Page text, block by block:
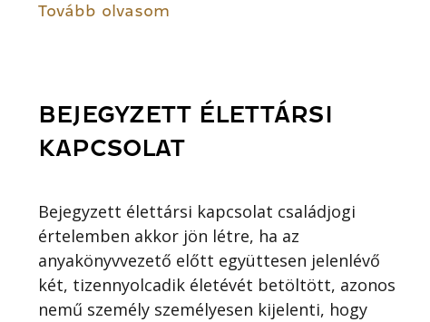
Tovább olvasom
BEJEGYZETT ÉLETTÁRSI
KAPCSOLAT
Bejegyzett élettársi kapcsolat családjogi
értelemben akkor jön létre, ha az
anyakönyvvezető előtt együttesen jelenlévő
két, tizennyolcadik életévét betöltött, azonos
nemű személy személyesen kijelenti, hogy